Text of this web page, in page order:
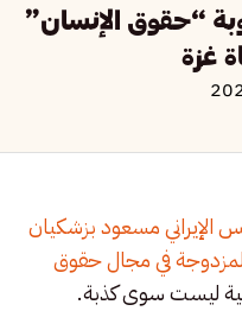
“حقوق الإنسان”
غزة
الإيراني مسعود بزشكيان
المزدوجة في مجال حقوق
ليست سوى كذبة.